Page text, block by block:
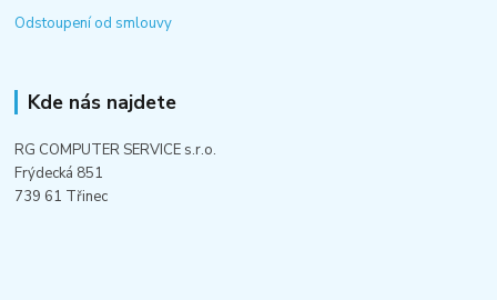
Odstoupení od smlouvy
Kde nás najdete
RG COMPUTER SERVICE s.r.o.
Frýdecká 851
739 61 Třinec